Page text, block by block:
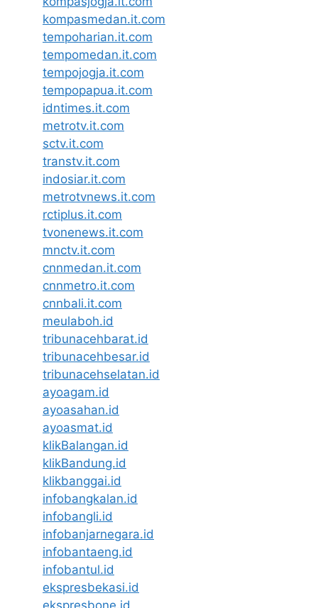
kompasmedan.it.com
tempoharian.it.com
tempomedan.it.com
tempojogja.it.com
tempopapua.it.com
idntimes.it.com
metrotv.it.com
sctv.it.com
transtv.it.com
indosiar.it.com
metrotvnews.it.com
rctiplus.it.com
tvonenews.it.com
mnctv.it.com
cnnmedan.it.com
cnnmetro.it.com
cnnbali.it.com
meulaboh.id
tribunacehbarat.id
tribunacehbesar.id
tribunacehselatan.id
ayoagam.id
ayoasahan.id
ayoasmat.id
klikBalangan.id
klikBandung.id
klikbanggai.id
infobangkalan.id
infobangli.id
infobanjarnegara.id
infobantaeng.id
infobantul.id
ekspresbekasi.id